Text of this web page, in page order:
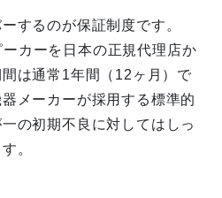
するのが保証制度です。
カーを日本の正規代理店か
は通常1年間（12ヶ月）で
メーカーが採用する標準的
の初期不良に対してはしっ
。